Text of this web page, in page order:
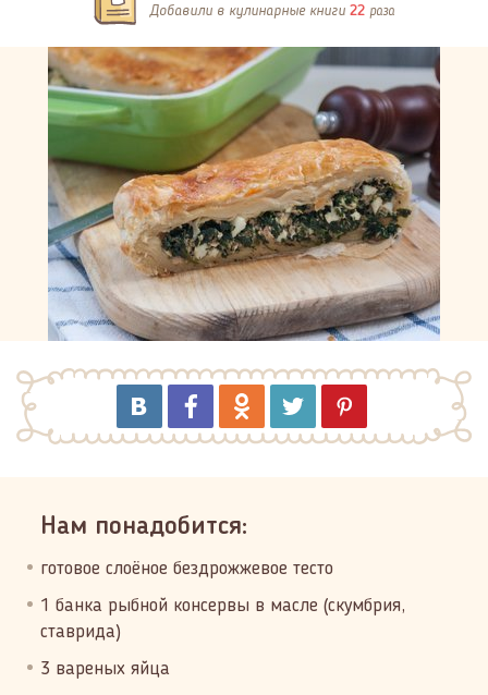
Добавили в кулинарные книги 22 раза
Нам понадобится:
готовое слоёное бездрожжевое тесто
1 банка рыбной консервы в масле (скумбрия,
ставрида)
3 вареных яйца